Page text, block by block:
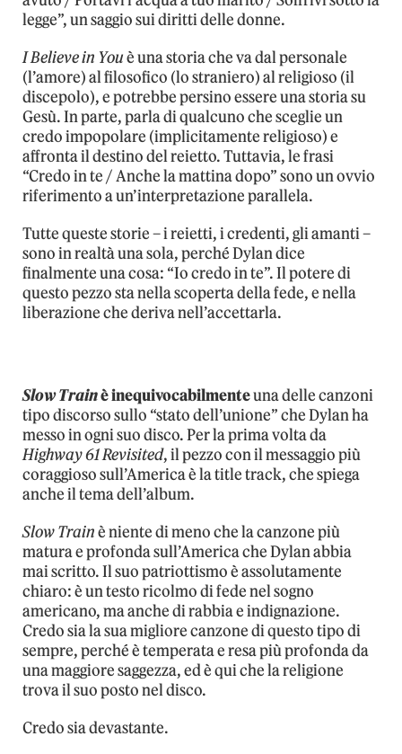
legge”, un saggio sui diritti delle donne.
I Believe in Youè una storia che va dal personale
(l’amore) al filosofico (lo straniero) al religioso (il
discepolo), e potrebbe persino essere una storia su
Gesù. In parte, parla di qualcuno che sceglie un
credo impopolare (implicitamente religioso) e
affronta il destino del reietto. Tuttavia, le frasi
“Credo in te / Anche la mattina dopo” sono un ovvio
riferimento a un’interpretazione parallela.
Tutte queste storie – i reietti, i credenti, gli amanti –
sono in realtà una sola, perché Dylan dice
finalmente una cosa: “Io credo in te”. Il potere di
questo pezzo sta nella scoperta della fede, e nella
liberazione che deriva nell’accettarla.
Slow Trainè inequivocabilmenteuna delle canzoni
tipo discorso sullo “stato dell’unione” che Dylan ha
messo in ogni suo disco. Per la prima volta da
Highway 61 Revisited, il pezzo con il messaggio più
coraggioso sull’America è la title track, che spiega
anche il tema dell’album.
Slow Trainè niente di meno che la canzone più
matura e profonda sull’America che Dylan abbia
mai scritto. Il suo patriottismo è assolutamente
chiaro: è un testo ricolmo di fede nel sogno
americano, ma anche di rabbia e indignazione.
Credo sia la sua migliore canzone di questo tipo di
sempre, perché è temperata e resa più profonda da
una maggiore saggezza, ed è qui che la religione
trova il suo posto nel disco.
Credo sia devastante.